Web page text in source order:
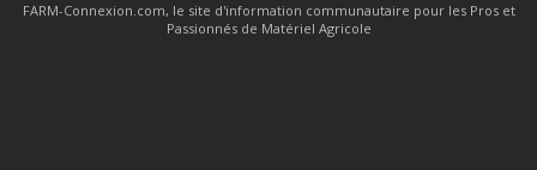
FARM-Connexion.com, le site d'information communautaire pour les Pros et
Passionnés de Matériel Agricole